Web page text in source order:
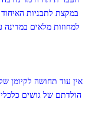
במקצת לתבניות
למחוזות מלאים
הולדתם של גושים